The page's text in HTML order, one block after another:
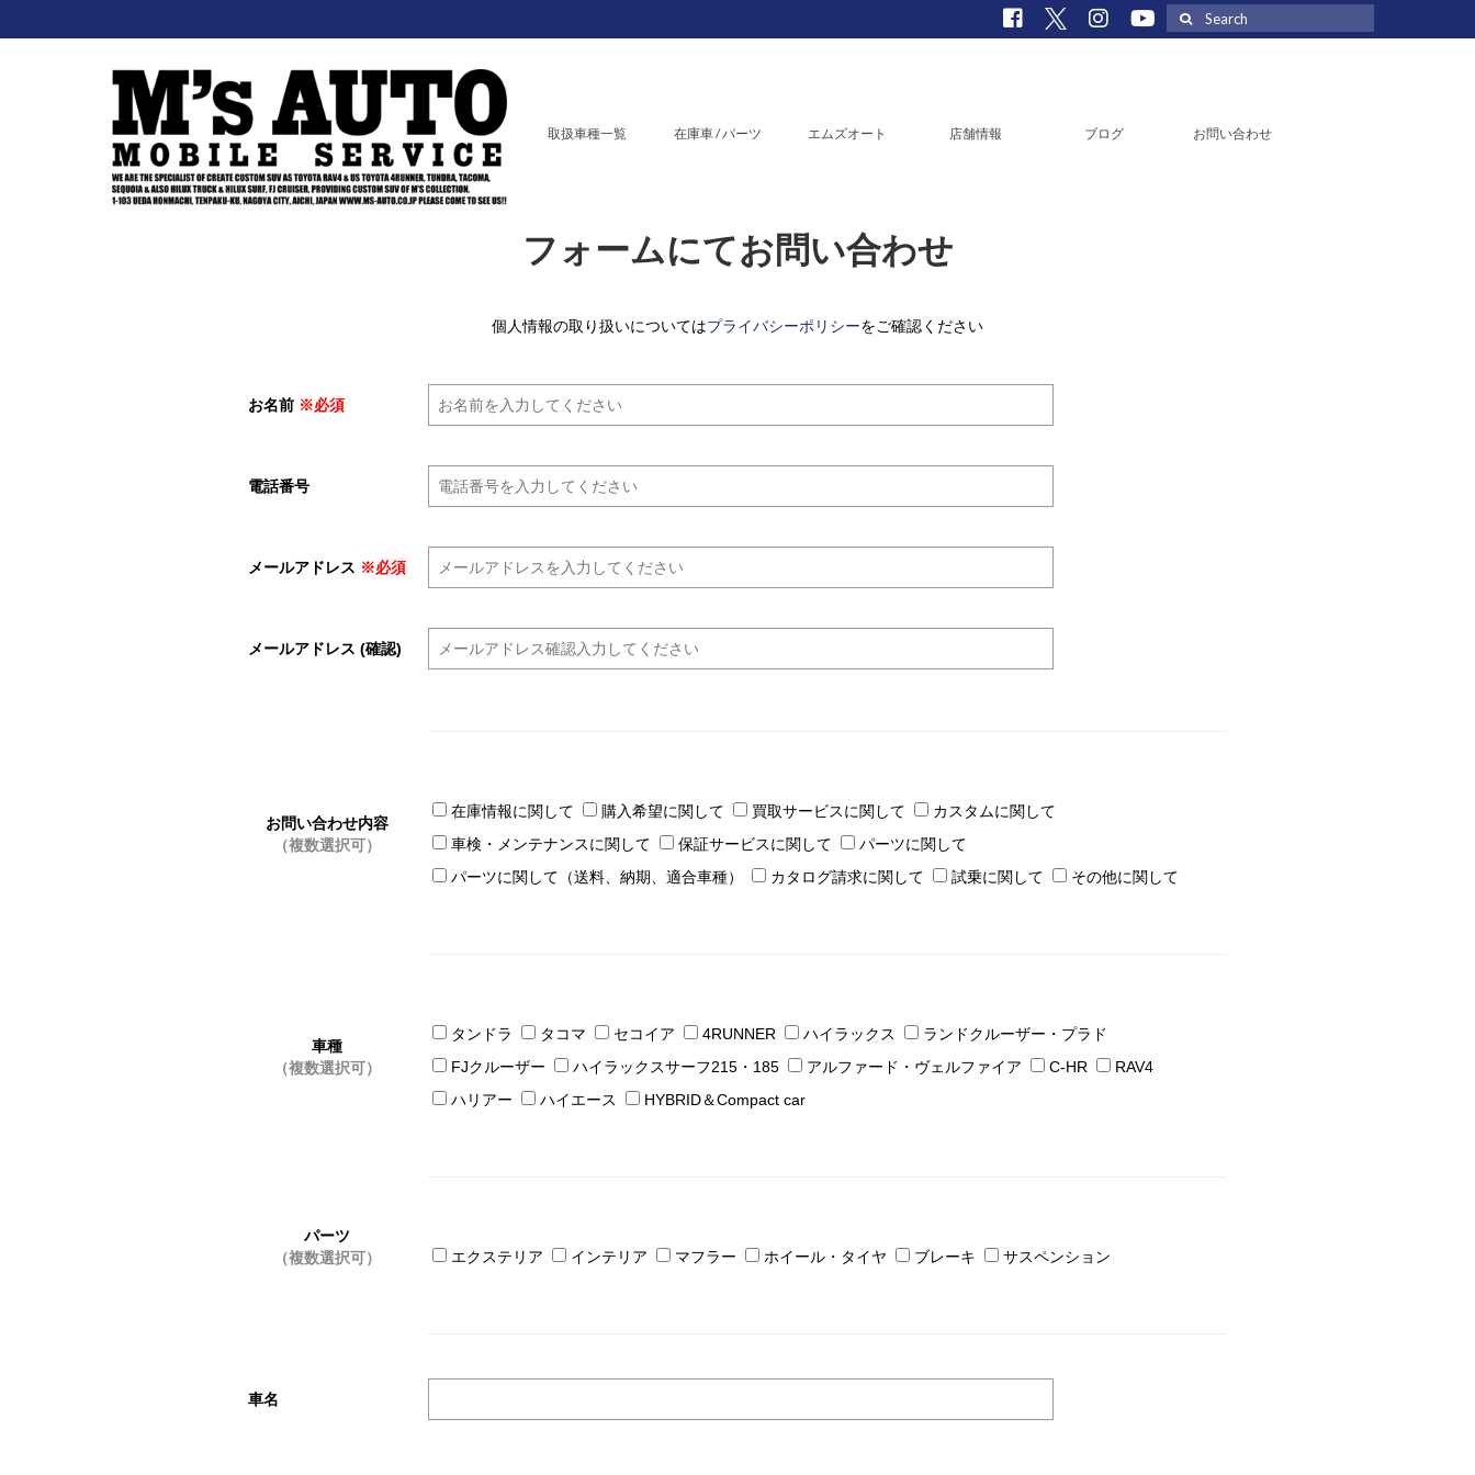
Search
for:
取扱車種一覧 在庫車 / パーツ エムズオート 店舗情報 ブログ お問い合わせ
フォームにてお問い合わせ
個人情報の取り扱いについてはプライバシーポリシーをご確認ください
お名前 ※必須
電話番号
メールアドレス ※必須
メールアドレス (確認)
お問い合わせ内容
（複数選択可）
在庫情報に関して 購入希望に関して 買取サービスに関して
カスタムに関して
車検・メンテナンスに関して
保証サービスに関して
パーツに関して
パーツに関して（送料、納期、適合車種）
カタログ請求に関して 試乗に関して その他に関して
車種
（複数選択可）
タンドラ タコマ セコイア 4RUNNER ハイラックス
ランドクルーザー・プラド
FJクルーザー
ハイラックスサーフ215・185 アルファード・ヴェルファイア C-HR
RAV4
ハリアー
ハイエース HYBRID＆Compact car
パーツ
（複数選択可）
エクステリア インテリア マフラー ホイール・タイヤ ブレーキ サスペンション
車名